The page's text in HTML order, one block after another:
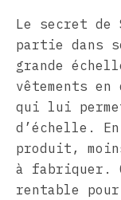
Le secret de
partie dans
grande
vêtements
qui lui
d’échelle.
produit,
à fabriquer.
rentable pour